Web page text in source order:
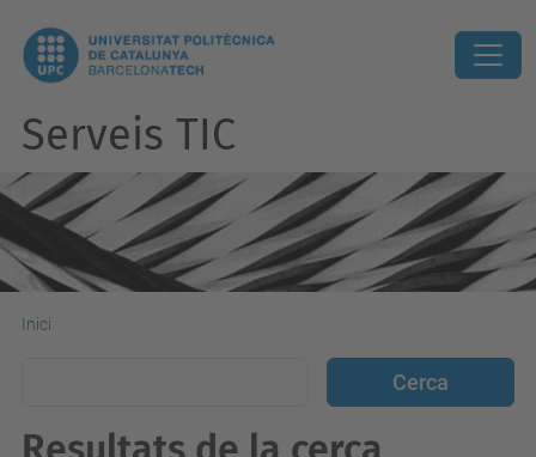
Serveis TIC
Inici